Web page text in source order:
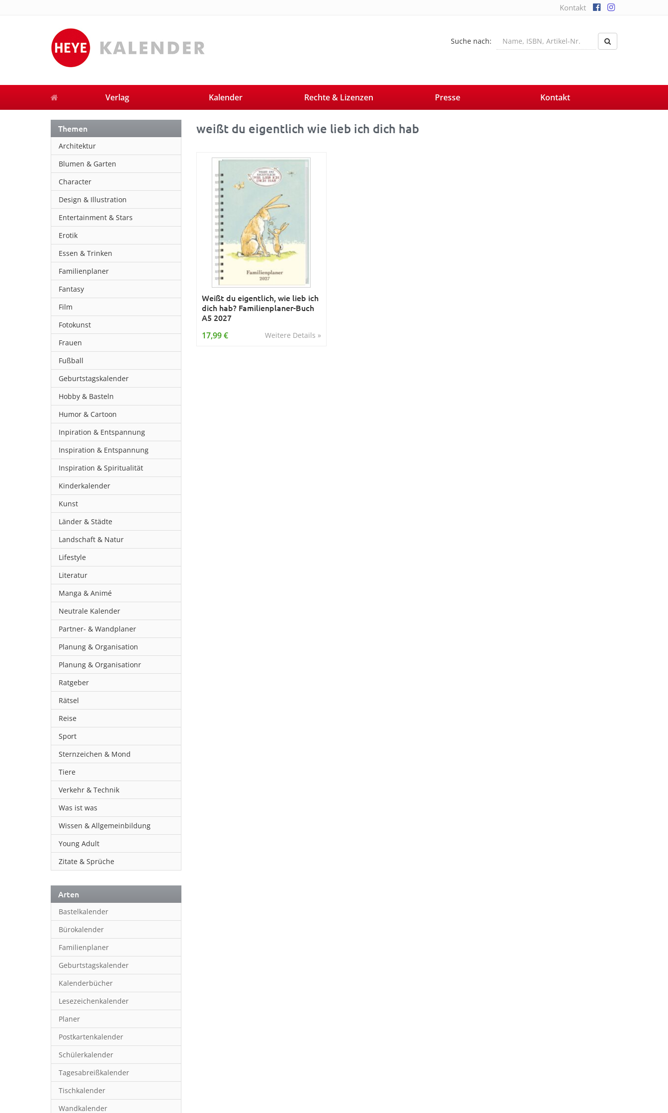
Kontakt
Suche nach:
Verlag Kalender Rechte & Lizenzen Presse Kontakt
Themen
Architektur
Blumen & Garten
Character
Design & Illustration
Entertainment & Stars
Erotik
Essen & Trinken
Familienplaner
Fantasy
Film
Fotokunst
Frauen
Fußball
Geburtstagskalender
Hobby & Basteln
Humor & Cartoon
Inpiration & Entspannung
Inspiration & Entspannung
Inspiration & Spiritualität
Kinderkalender
Kunst
Länder & Städte
Landschaft & Natur
Lifestyle
Literatur
Manga & Animé
Neutrale Kalender
Partner- & Wandplaner
Planung & Organisation
Planung & Organisationr
Ratgeber
Rätsel
Reise
Sport
Sternzeichen & Mond
Tiere
Verkehr & Technik
Was ist was
Wissen & Allgemeinbildung
Young Adult
Zitate & Sprüche
Arten
Bastelkalender
Bürokalender
Familienplaner
Geburtstagskalender
Kalenderbücher
Lesezeichenkalender
Planer
Postkartenkalender
Schülerkalender
Tagesabreißkalender
Tischkalender
Wandkalender
weißt du eigentlich wie lieb ich dich hab
Weißt du eigentlich, wie lieb ich
dich hab? Familienplaner-Buch
A5 2027
Weitere Details »
17,99 €